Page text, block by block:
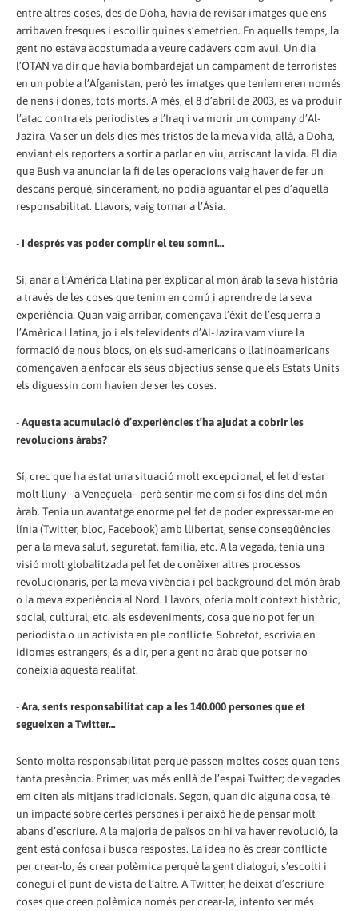
entre altres coses, des de Doha, havia de revisar imatges que ens
arribaven fresques i escollir quines s’emetrien. En aquells temps, la
gent no estava acostumada a veure cadàvers com avui. Un dia
l’OTAN va dir que havia bombardejat un campament de terroristes
en un poble a l’Afganistan, però les imatges que teníem eren només
de nens i dones, tots morts. A més, el 8 d’abril de 2003, es va produir
l’atac contra els periodistes a l’Iraq i va morir un company d’Al-
Jazira. Va ser un dels dies més tristos de la meva vida, allà, a Doha,
enviant els reporters a sortir a parlar en viu, arriscant la vida. El dia
que Bush va anunciar la fi de les operacions vaig haver de fer un
descans perquè, sincerament, no podia aguantar el pes d’aquella
responsabilitat. Llavors, vaig tornar a l’Àsia.
- I després vas poder complir el teu somni…
Sí, anar a l’Amèrica Llatina per explicar al món àrab la seva història
a través de les coses que tenim en comú i aprendre de la seva
experiència. Quan vaig arribar, començava l’èxit de l’esquerra a
l’Amèrica Llatina, jo i els televidents d’Al-Jazira vam viure la
formació de nous blocs, on els sud-americans o llatinoamericans
començaven a enfocar els seus objectius sense que els Estats Units
els diguessin com havien de ser les coses.
-Aquesta acumulació d’experiències t’ha ajudat a cobrir les
revolucions àrabs?
Sí, crec que ha estat una situació molt excepcional, el fet d’estar
molt lluny –a Veneçuela– però sentir-me com si fos dins del món
àrab. Tenia un avantatge enorme pel fet de poder expressar-me en
línia (Twitter, bloc, Facebook) amb llibertat, sense conseqüències
per a la meva salut, seguretat, família, etc. A la vegada, tenia una
visió molt globalitzada pel fet de conèixer altres processos
revolucionaris, per la meva vivència i pel background del món àrab
o la meva experiència al Nord. Llavors, oferia molt context històric,
social, cultural, etc. als esdeveniments, cosa que no pot fer un
periodista o un activista en ple conflicte. Sobretot, escrivia en
idiomes estrangers, és a dir, per a gent no àrab que potser no
coneixia aquesta realitat.
-Ara, sents responsabilitat cap a les 140.000 persones que et
segueixen a Twitter…
Sento molta responsabilitat perquè passen moltes coses quan tens
tanta presència. Primer, vas més enllà de l’espai Twitter; de vegades
em citen als mitjans tradicionals. Segon, quan dic alguna cosa, té
un impacte sobre certes persones i per això he de pensar molt
abans d’escriure. A la majoria de països on hi va haver revolució, la
gent està confosa i busca respostes. La idea no és crear conflicte
per crear-lo, és crear polèmica perquè la gent dialogui, s’escolti i
conegui el punt de vista de l’altre. A Twitter, he deixat d’escriure
coses que creen polèmica només per crear-la, intento ser més